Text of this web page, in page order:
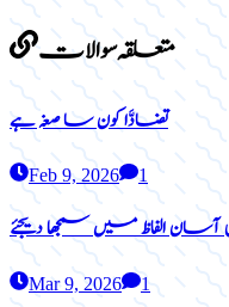
متعلقہ سوالات
تضادَّا کون سا صغہ ہے
Feb 9, 2026 1
میں سمجھا دیجئے
Mar 9, 2026 1